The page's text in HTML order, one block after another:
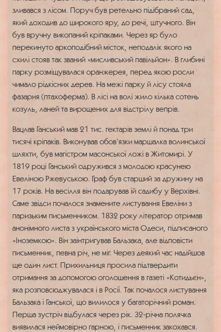
зливався з лісом. Поруч був ретельно підібраний сад,
який доходив до широкого яру, до речі, штучного. Він
був вручну викопаний кріпаками. Через яр було
перекинуто аркоподібний місток, неподалік якого на
схилі стояв так званий «мисливський павільйон». В глибині
парку розміщувалася оранжерея, перед якою росли
чимало рідкісних дерев. На межі парку й лісу стояла
фазарня (птахоферма). В лісі на волі жило кілька сотень
козуль, ланей та вирощених для відстрілу вепрів.
Вацлав Ганський мав 21 тис. гектарів землі й понад три
тисячі кріпаків. Виконував обов’язки маршалка волинської
шляхти, був магістром масонської ложі в Житомирі. У
1819 році Ганський одружився з молодою красунею
Евеліною Ржевуською. Граф був старший за дружину на
17 років. На весілля він подарував їй садибу у Верхівні.
Саме звідси почалося знамените листування Евеліни з
паризьким письменником. 1832 року літератор отримав
анонімного листа з українського міста Одеси, підписаного
«Іноземкою». Він заінтригував Бальзака, але відповісти
письменник, певна річ, не міг. Через деякий час надійшов
ще один лист. Прихильниця просила підтвердити
отримання за допомогою оголошення в газеті «Котидьєн»,
яка розповсюджувалася і в Росії. Так почалося листування
Бальзака і Ганської, що вилилося у багаторічний роман.
Перша зустріч відбулася через рік. 32-річна полячка
виявилася неймовірно гарною, і письменник закохався.